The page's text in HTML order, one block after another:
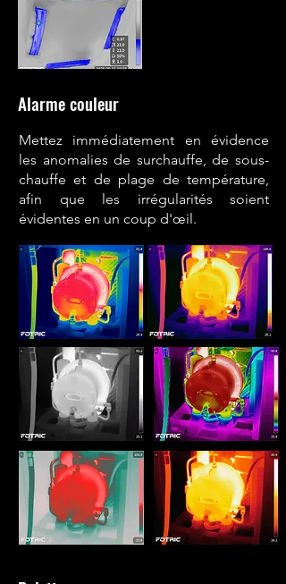
Alarme couleur
Mettez immédiatement en évidence
les anomalies de surchauffe, de sous-
chauffe et de plage de température,
afin que les irrégularités soient
évidentes en un coup d'œil.